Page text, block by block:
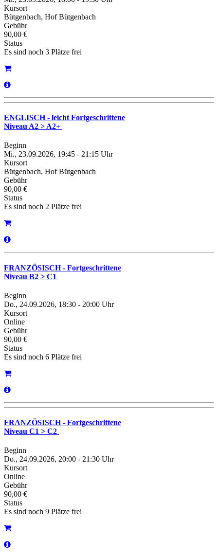
Kursort
Bütgenbach, Hof Bütgenbach
Gebühr
90,00 €
Status
Es sind noch 3 Plätze frei
ENGLISCH - leicht Fortgeschrittene
Niveau A2 > A2+
Beginn
Mi., 23.09.2026, 19:45 - 21:15 Uhr
Kursort
Bütgenbach, Hof Bütgenbach
Gebühr
90,00 €
Status
Es sind noch 2 Plätze frei
FRANZÖSISCH - Fortgeschrittene
Niveau B2 > C1
Beginn
Do., 24.09.2026, 18:30 - 20:00 Uhr
Kursort
Online
Gebühr
90,00 €
Status
Es sind noch 6 Plätze frei
FRANZÖSISCH - Fortgeschrittene
Niveau C1 > C2
Beginn
Do., 24.09.2026, 20:00 - 21:30 Uhr
Kursort
Online
Gebühr
90,00 €
Status
Es sind noch 9 Plätze frei